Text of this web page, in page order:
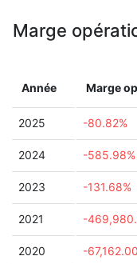
Marge
Année Marge
2025 -80.82%
2024 -585.98%
2023 -131.68%
2021 -
2020 -